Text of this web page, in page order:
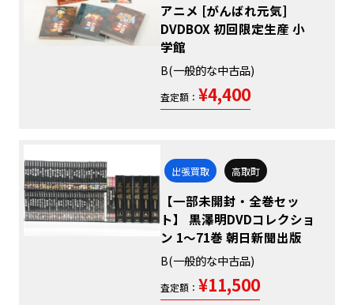
アニメ [がんばれ元気]
DVDBOX 初回限定生産 小
学館
B(一般的な中古品)
査定額： ¥4,400
出張買取 高取町
【一部未開封・全巻セッ
ト】 黒澤明DVDコレクショ
ン 1～71巻 朝日新聞出版
B(一般的な中古品)
査定額： ¥11,500